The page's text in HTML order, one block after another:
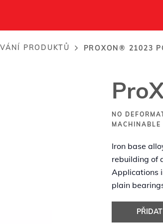
PRODUKTŮ PROXON® 21023
NO
MACHINABLE
Iron base
rebuilding of
Applications
plain